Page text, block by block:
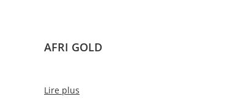
AFRI GOLD
Lire plus